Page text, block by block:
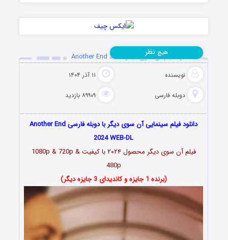
دانلود فیلم آن سوی دیگر Another End 2024
نویسنده ۱۱ آذر ۱۴۰۴
دوبله فارسی ۸۹۹۰۹ بازدید
هیچ نظر
دانلود فیلم سینمایی آن سوی دیگر با دوبله فارسی Another End
2024 WEB-DL
فیلم آن سوی دیگر محصول ۲۰۲۴ با کیفیت 1080p & 720p &
480p
(برنده 1 جایزه و کاندیدای 3 جایزه دیگر)